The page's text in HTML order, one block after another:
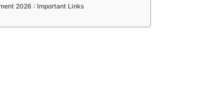
2026 : Important Links